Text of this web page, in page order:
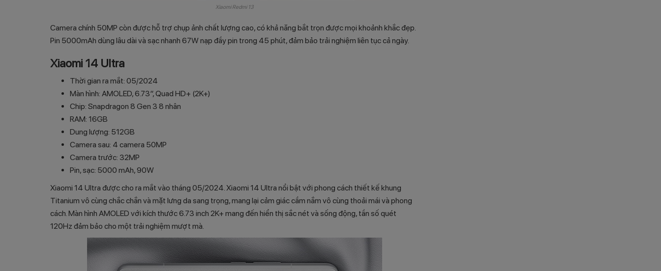
Xiaomi Redmi 13
Camera chính 50MP còn được hỗ trợ chụp ảnh chất lượng cao, có khả năng bắt trọn được mọi khoảnh khắc đẹp.
Pin 5000mAh dùng lâu dài và sạc nhanh 67W nạp đầy pin trong 45 phút, đảm bảo trải nghiệm liên tục cả ngày.
Xiaomi 14 Ultra
Thời gian ra mắt: 05/2024
Màn hình: AMOLED, 6.73″, Quad HD+ (2K+)
Chip: Snapdragon 8 Gen 3 8 nhân
RAM: 16GB
Dung lượng: 512GB
Camera sau: 4 camera 50MP
Camera trước: 32MP
Pin, sạc: 5000 mAh, 90W
Xiaomi 14 Ultra được cho ra mắt vào tháng 05/2024. Xiaomi 14 Ultra nổi bật với phong cách thiết kế khung
Titanium vô cùng chắc chắn và mặt lưng da sang trọng, mang lại cảm giác cầm nắm vô cùng thoải mái và phong
cách. Màn hình AMOLED với kích thước 6.73 inch 2K+ mang đến hiển thị sắc nét và sống động, tần số quét
120Hz đảm bảo cho một trải nghiệm mượt mà.